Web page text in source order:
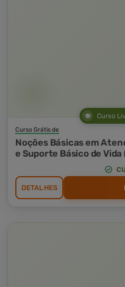
Curso
Curso Grátis de
Noções Básicas em
e Suporte Básico de Vida
DETALHES